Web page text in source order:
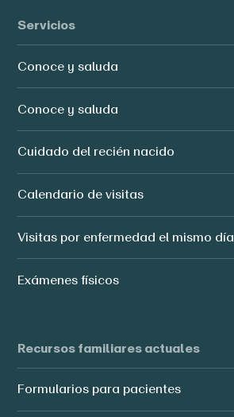
Servicios
Conoce y saluda
Conoce y saluda
Cuidado del recién nacido
Calendario de visitas
Visitas por enfermedad el mismo día
Exámenes físicos
Recursos familiares actuales
Formularios para pacientes